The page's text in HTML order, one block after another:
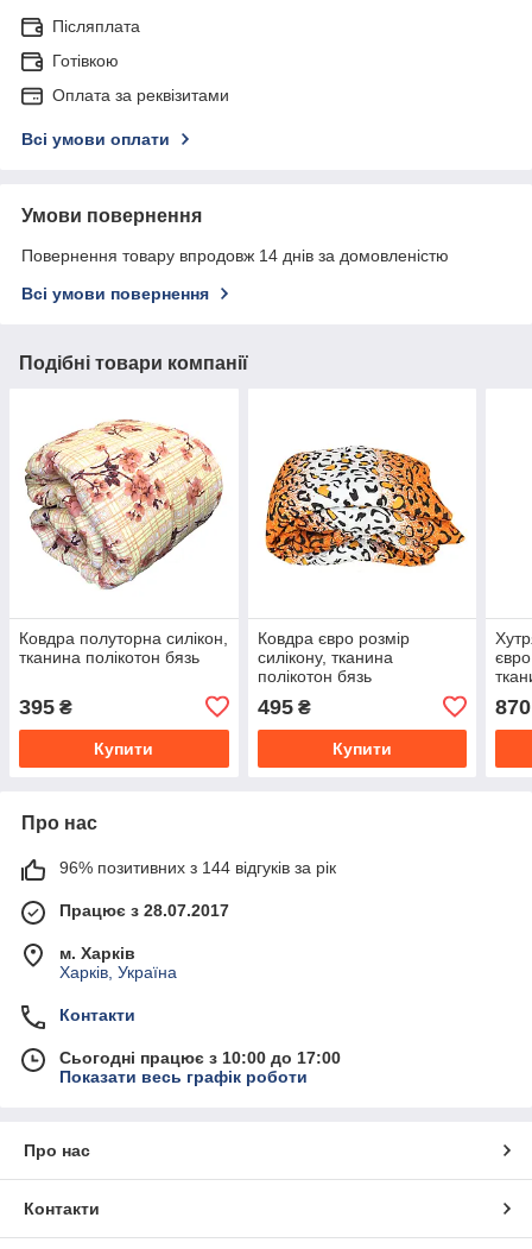
Післяплата
Готівкою
Оплата за реквізитами
Всі умови оплати
Умови повернення
Повернення товару впродовж 14 днів за домовленістю
Всі умови повернення
Подібні товари компанії
Ковдра полуторна силікон,
тканина полікотон бязь
395 ₴
Купити
Ковдра євро розмір
силікону, тканина
полікотон бязь
495₴
Купити
870
Про нас
96% позитивних з 144 відгуків за рік
Працює з 28.07.2017
м. Харків
Харків, Україна
Контакти
Сьогодні працює з 10:00 до 17:00
Показати весь графік роботи
Про нас
Контакти